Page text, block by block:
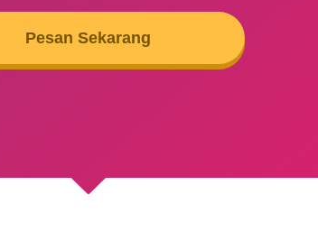
Pesan Sekarang